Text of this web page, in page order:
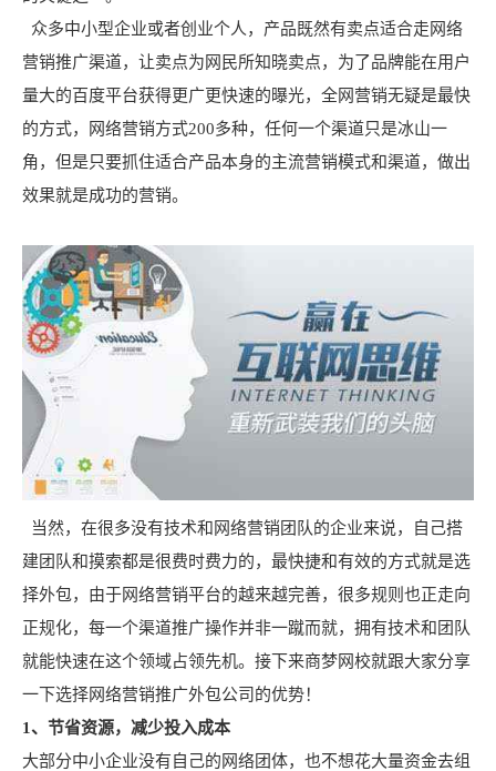
众多中小型企业或者创业个人，产品既然有卖点适合走网络
营销推广渠道，让卖点为网民所知晓卖点，为了品牌能在用户
量大的百度平台获得更广更快速的曝光，全网营销无疑是最快
的方式，网络营销方式200多种，任何一个渠道只是冰山一
角，但是只要抓住适合产品本身的主流营销模式和渠道，做出
效果就是成功的营销。
当然，在很多没有技术和网络营销团队的企业来说，自己搭
建团队和摸索都是很费时费力的，最快捷和有效的方式就是选
择外包，由于网络营销平台的越来越完善，很多规则也正走向
正规化，每一个渠道推广操作并非一蹴而就，拥有技术和团队
就能快速在这个领域占领先机。接下来商梦网校就跟大家分享
一下选择网络营销推广外包公司的优势！
1、节省资源，减少投入成本
大部分中小企业没有自己的网络团体，也不想花大量资金去组